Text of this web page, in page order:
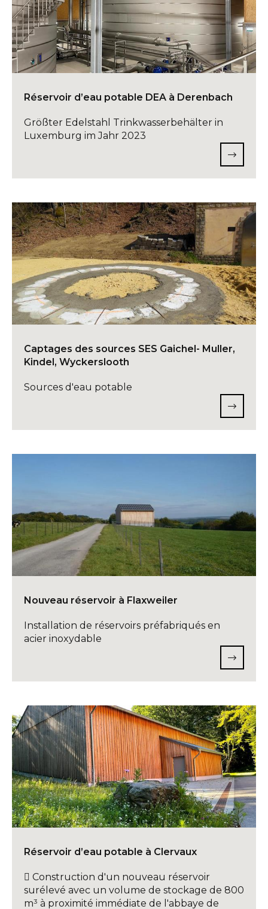
Réservoir d’eau potable DEA à Derenbach
Größter Edelstahl Trinkwasserbehälter in
Luxemburg im Jahr 2023
Captages des sources SES Gaichel- Muller,
Kindel, Wyckerslooth
Sources d'eau potable
Nouveau réservoir à Flaxweiler
Installation de réservoirs préfabriqués en
acier inoxydable
Réservoir d’eau potable à Clervaux
 Construction d'un nouveau réservoir
surélevé avec un volume de stockage de 800
m³ à proximité immédiate de l'abbaye de